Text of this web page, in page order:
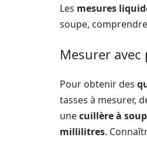
Les mesures
soupe,
Mesurer avec
Pour obtenir des
tasses à mesurer,
unecuillère à
millilitres.